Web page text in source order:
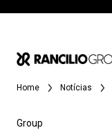
Home Notícias
Group